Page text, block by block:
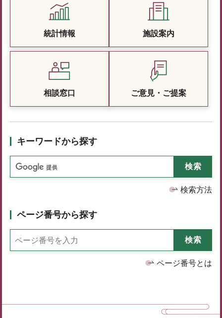
統計情報 施設案内
相談窓口 ご意見・ご提案
キーワードから探す
検索方法
ページ番号から探す
ページ番号とは